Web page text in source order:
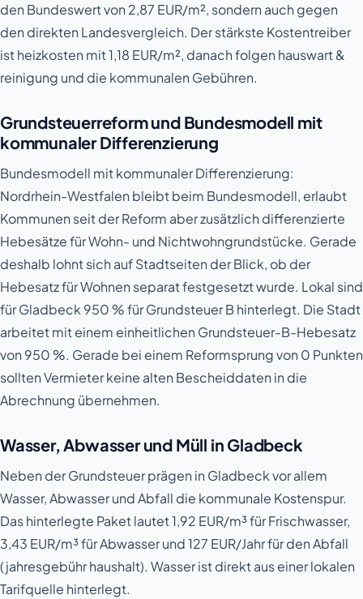
den Bundeswert von 2,87 EUR/m², sondern auch gegen
den direkten Landesvergleich. Der stärkste Kostentreiber
ist heizkosten mit 1,18 EUR/m², danach folgen hauswart &
reinigung und die kommunalen Gebühren.
Grundsteuerreform und Bundesmodell mit
kommunaler Differenzierung
Bundesmodell mit kommunaler Differenzierung:
Nordrhein-Westfalen bleibt beim Bundesmodell, erlaubt
Kommunen seit der Reform aber zusätzlich differenzierte
Hebesätze für Wohn- und Nichtwohngrundstücke. Gerade
deshalb lohnt sich auf Stadtseiten der Blick, ob der
Hebesatz für Wohnen separat festgesetzt wurde. Lokal sind
für Gladbeck 950 % für Grundsteuer B hinterlegt. Die Stadt
arbeitet mit einem einheitlichen Grundsteuer-B-Hebesatz
von 950 %. Gerade bei einem Reformsprung von 0 Punkten
sollten Vermieter keine alten Bescheiddaten in die
Abrechnung übernehmen.
Wasser, Abwasser und Müll in Gladbeck
Neben der Grundsteuer prägen in Gladbeck vor allem
Wasser, Abwasser und Abfall die kommunale Kostenspur.
Das hinterlegte Paket lautet 1,92 EUR/m³ für Frischwasser,
3,43 EUR/m³ für Abwasser und 127 EUR/Jahr für den Abfall
(jahresgebühr haushalt). Wasser ist direkt aus einer lokalen
Tarifquelle hinterlegt.